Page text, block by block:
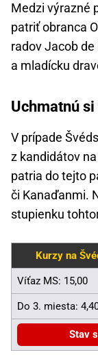
Medzi výrazné
patriť obranca
radov Jacob de
a mladícku
Uchmatnú
V prípade
z kandidátov
patria do tejto
či Kanaďanmi.
stupienku
Kurzy na
Víťaz MS: 15,00
Do 3. miesta:
Stav